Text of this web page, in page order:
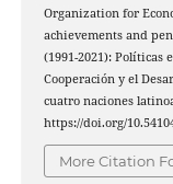
Organization for
achievements and
(1991-2021): Políticas
Cooperación y el
cuatro naciones
https://doi.org/
More Citation